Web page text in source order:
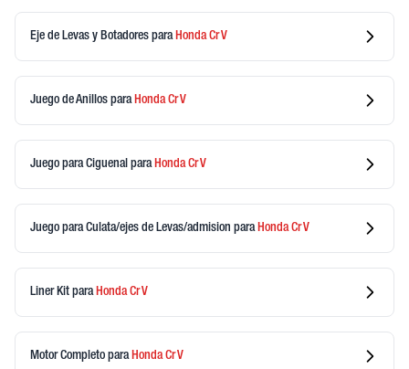
Eje de Levas y Botadores para HondaCr V
Juego de Anillos para HondaCr V
Juego para Ciguenal para HondaCr V
Juego para Culata/ejes de Levas/admision para HondaCr V
Liner Kit para HondaCr V
Motor Completo para HondaCr V